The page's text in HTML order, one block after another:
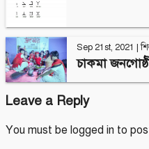
Sep 21st, 2021 |
চাকমা
Leave a Reply
You must be logged in to